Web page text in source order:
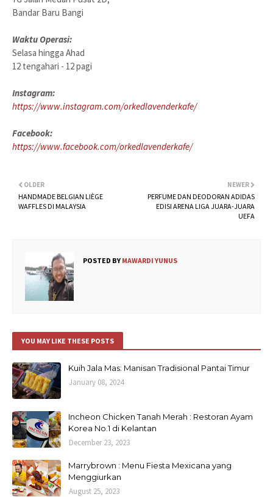
Bandar Baru Bangi
Waktu Operasi:
Selasa hingga Ahad
12 tengahari - 12 pagi
Instagram:
https://www.instagram.com/orkedlavenderkafe/
Facebook:
https://www.facebook.com/orkedlavenderkafe/
NEWER
PERFUME DAN DEODORAN ADIDAS
EDISI ARENA LIGA JUARA-JUARA
UEFA
OLDER
HANDMADE BELGIAN LIÈGE
WAFFLES DI MALAYSIA
POSTED BY MAWARDI YUNUS
YOU MAY LIKE THESE POSTS
Kuih Jala Mas: Manisan Tradisional Pantai Timur
January 08, 2024
Incheon Chicken Tanah Merah : Restoran Ayam
Korea No.1 di Kelantan
December 23, 2023
Marrybrown : Menu Fiesta Mexicana yang
Menggiurkan
August 25, 2023